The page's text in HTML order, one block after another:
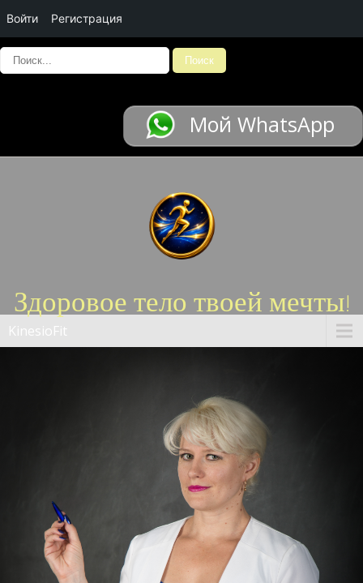
Мой WhatsApp
Здоровое тело твоей мечты!
KinesioFit
Войти Регистрация